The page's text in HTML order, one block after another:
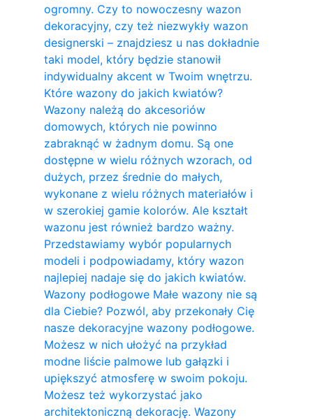
ogromny. Czy to nowoczesny wazon
dekoracyjny, czy też niezwykły wazon
designerski – znajdziesz u nas dokładnie
taki model, który będzie stanowił
indywidualny akcent w Twoim wnętrzu.
Które wazony do jakich kwiatów?
Wazony należą do akcesoriów
domowych, których nie powinno
zabraknąć w żadnym domu. Są one
dostępne w wielu różnych wzorach, od
dużych, przez średnie do małych,
wykonane z wielu różnych materiałów i
w szerokiej gamie kolorów. Ale kształt
wazonu jest również bardzo ważny.
Przedstawiamy wybór popularnych
modeli i podpowiadamy, który wazon
najlepiej nadaje się do jakich kwiatów.
Wazony podłogowe Małe wazony nie są
dla Ciebie? Pozwól, aby przekonały Cię
nasze dekoracyjne wazony podłogowe.
Możesz w nich ułożyć na przykład
modne liście palmowe lub gałązki i
upiększyć atmosferę w swoim pokoju.
Możesz też wykorzystać jako
architektoniczną dekorację. Wazony